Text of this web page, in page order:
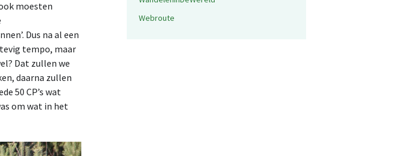
moesten
Dus na al een
tempo, maar
Dat zullen we
daarna zullen
50 CP’s wat
om wat in het
Webroute